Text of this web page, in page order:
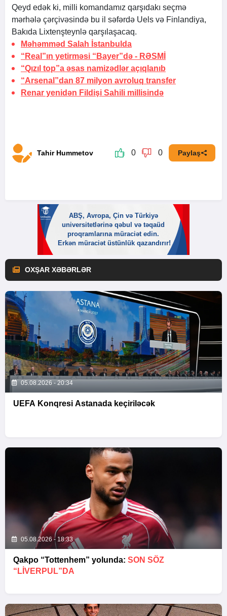
Qeyd edək ki, milli komandamız qarşıdakı seçmə
mərhələ çərçivəsində bu il səfərdə Uels və Finlandiya,
Bakıda Lixtenşteynlə qarşılaşacaq.
Məhəmməd Salah İstanbulda
“Real”ın yetirməsi “Bayer”də - RƏSMİ
“Qızıl top”a əsas namizədlər açıqlanıb
“Arsenal”dan 87 milyon avroluq transfer
Renar yenidən Fildişi Sahili millisində
Tahir Hummetov 0 0 Paylaş
OXŞAR XƏBƏRLƏR
05.08.2026 - 20:34
UEFA Konqresi Astanada keçiriləcək
05.08.2026 - 18:33
Qakpo “Tottenhem” yolunda: SON SÖZ
“LIVERPUL”DA